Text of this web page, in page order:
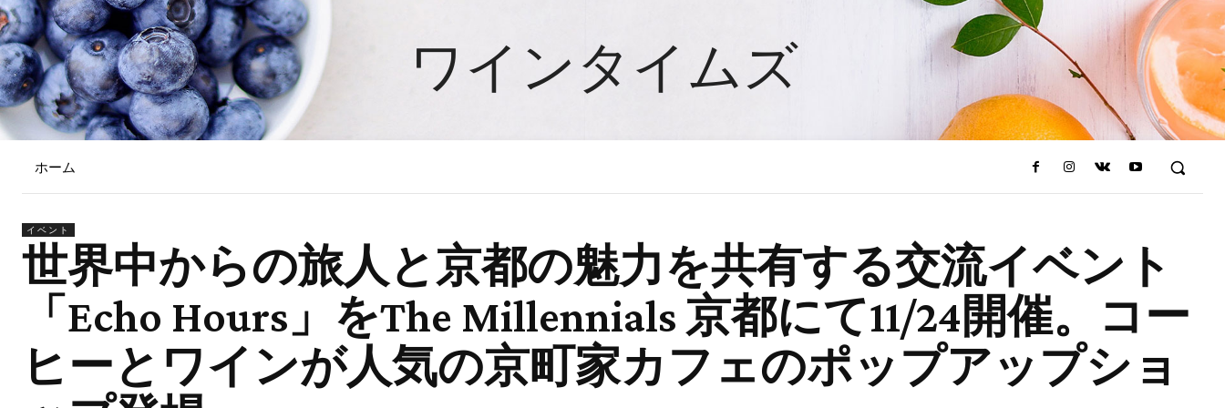
ワインタイムズ
ホーム
イベント
世界中からの旅人と京都の魅力を共有する交流イベント
「Echo Hours」をThe Millennials 京都にて11/24開催。コー
ヒーとワインが人気の京町家カフェのポップアップショ